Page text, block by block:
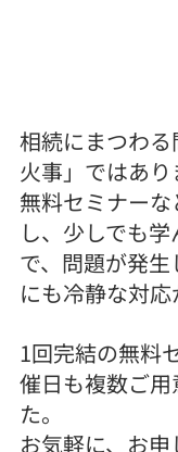
相続にまつわ
火事」ではあり
無料セミナー
し、少しでも
で、問題が発
にも冷静な対応
1回完結の無料
催日も複数ご
た。
お気軽に、お